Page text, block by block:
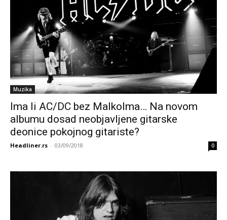
Muzika
Ima li AC/DC bez Malkolma… Na novom
albumu dosad neobjavljene gitarske
deonice pokojnog gitariste?
Headliner.rs - 03/09/2018 0